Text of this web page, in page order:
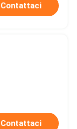
Contattaci
Contattaci